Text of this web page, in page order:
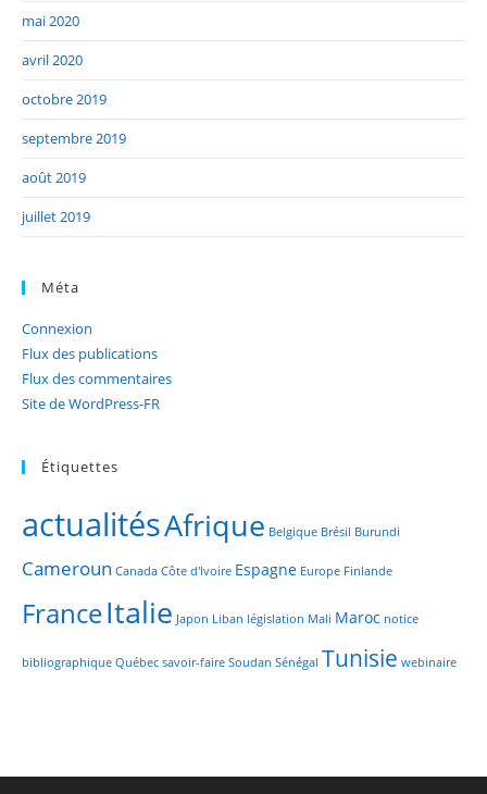
mai 2020
avril 2020
octobre 2019
septembre 2019
août 2019
juillet 2019
Méta
Connexion
Flux des publications
Flux des commentaires
Site de WordPress-FR
Étiquettes
actualitésAfrique Belgique Brésil Burundi
Cameroun Canada Côte d'Ivoire Espagne Europe Finlande
FranceItalie Japon Liban législation Mali Maroc notice
bibliographique Québec savoir-faire Soudan Sénégal Tunisie webinaire